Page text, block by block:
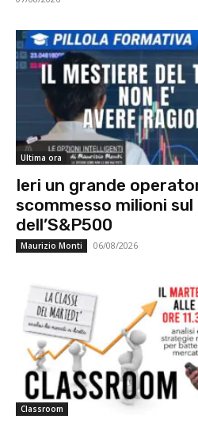
Ultima ora
Ieri un grande
scommesso milioni sul
dell’S&P500
Maurizio Monti 06/08/2026
Classroom